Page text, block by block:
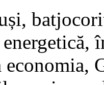
economia,